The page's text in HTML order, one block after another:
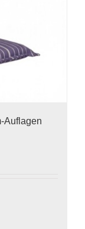
Auflagen